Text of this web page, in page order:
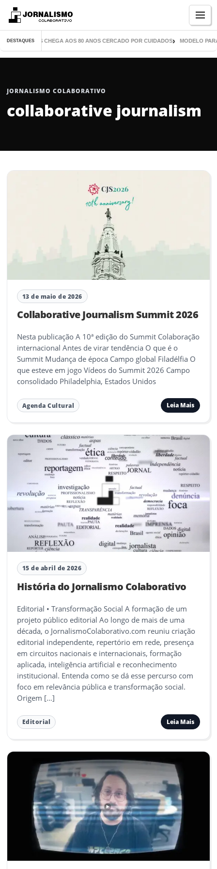
DESTAQUES
MIL LIVROS CHEGA AOS 80 ANOS CERCADO POR CUIDADOS MODELO
JORNALISMO COLABORATIVO
collaborative journalism
13 de maio de 2026
Collaborative Journalism Summit 2026
Nesta publicação A 10ª edição do Summit Colaboração
internacional Antes de virar tendência O que é o
Summit Mudança de época Campo global Filadélfia O
que esteve em jogo Vídeos do Summit 2026 Campo
consolidado Philadelphia, Estados Unidos
Agenda Cultural Leia Mais
15 de abril de 2026
História do Jornalismo Colaborativo
Editorial • Transformação Social A formação de um
projeto público editorial Ao longo de mais de uma
década, o JornalismoColaborativo.com reuniu criação
editorial independente, repertório em rede, presença
em circuitos nacionais e internacionais, formação
aplicada, inteligência artificial e reconhecimento
institucional. Entenda como se dá esse percurso com
foco em relevância pública e transformação social.
Origem […]
Editorial Leia Mais